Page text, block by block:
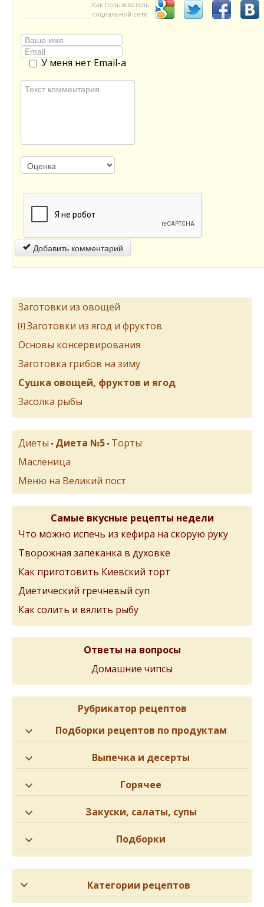
Как пользователь
социальной сети
У меня нет Email-а
Добавить комментарий
Заготовки из овощей
Заготовки из ягод и фруктов
Основы консервирования
Заготовка грибов на зиму
Сушка овощей, фруктов и ягод
Засолка рыбы
Диеты • Диета №5 • Торты
Масленица
Меню на Великий пост
Самые вкусные рецепты недели
Что можно испечь из кефира на скорую руку
Творожная запеканка в духовке
Как приготовить Киевский торт
Диетический гречневый суп
Как солить и вялить рыбу
Ответы на вопросы
Домашние чипсы
Рубрикатор рецептов
Подборки рецептов по продуктам
Выпечка и десерты
Горячее
Закуски, салаты, супы
Подборки
Категории рецептов